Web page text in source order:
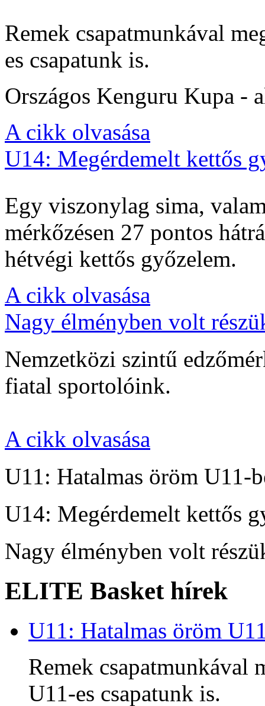
Remek csapatmunkával
es csapatunk is.
Országos Kenguru Kupa -
A cikk olvasása
U14: Megérdemelt kettős
Egy viszonylag sima,
mérkőzésen 27 pontos
hétvégi kettős győzelem.
A cikk olvasása
Nagy élményben volt
Nemzetközi szintű
fiatal sportolóink.
A cikk olvasása
U11: Hatalmas öröm U11-
U14: Megérdemelt kettős
Nagy élményben volt
ELITE Basket hírek
U11: Hatalmas öröm
Remek csapatmunkával
U11-es csapatunk is.